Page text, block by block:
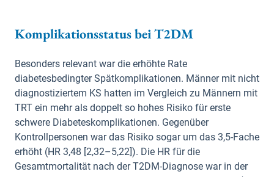
Komplikationsstatus bei T2DM
Besonders relevant war die erhöhte Rate
diabetesbedingter Spätkomplikationen. Männer mit nicht
diagnostiziertem KS hatten im Vergleich zu Männern mit
TRT ein mehr als doppelt so hohes Risiko für erste
schwere Diabeteskomplikationen. Gegenüber
Kontrollpersonen war das Risiko sogar um das 3,5-Fache
erhöht (HR 3,48 [2,32–5,22]). Die HR für die
Gesamtmortalität nach der T2DM-Diagnose war in der